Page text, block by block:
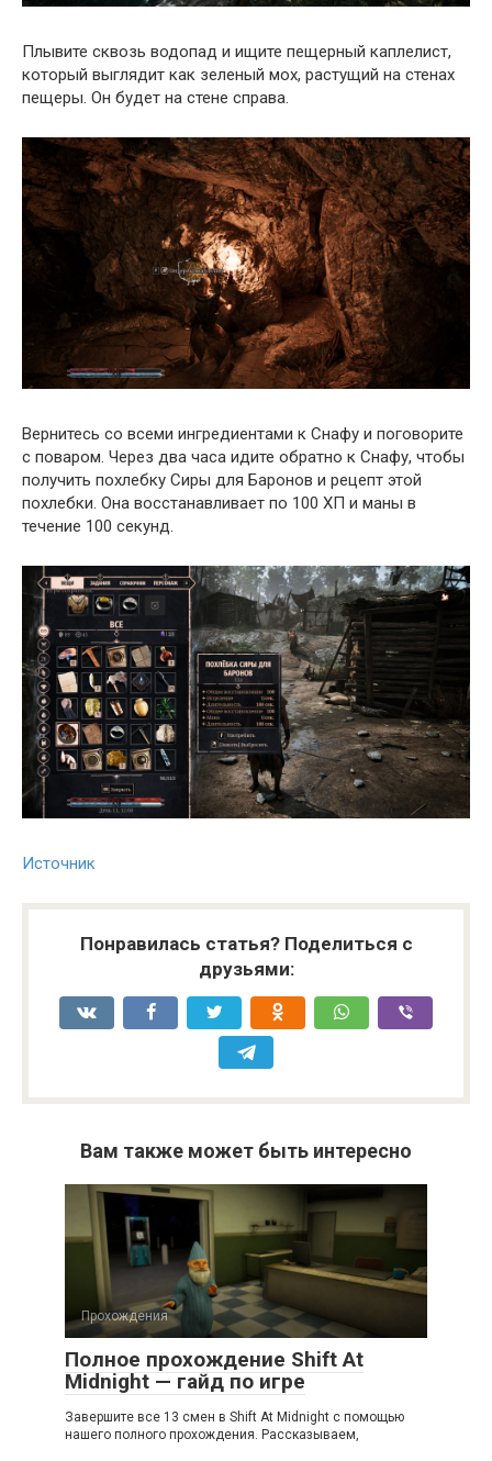
Плывите сквозь водопад и ищите пещерный каплелист,
который выглядит как зеленый мох, растущий на стенах
пещеры. Он будет на стене справа.
Вернитесь со всеми ингредиентами к Снафу и поговорите
с поваром. Через два часа идите обратно к Снафу, чтобы
получить похлебку Сиры для Баронов и рецепт этой
похлебки. Она восстанавливает по 100 ХП и маны в
течение 100 секунд.
Источник
Понравилась статья? Поделиться с
друзьями:
Вам также может быть интересно
Прохождения
Полное прохождение Shift At
Midnight — гайд по игре
Завершите все 13 смен в Shift At Midnight с помощью
нашего полного прохождения. Рассказываем,